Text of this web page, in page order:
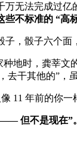
万无法完成过
些不标准的 “高
，骰子六个面
种地时，龚莘
去干其他的”，
11 年前的你
但不是现在”。